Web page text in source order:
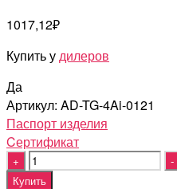
1017,12₽
Купить удилеров
Да
Артикул: AD-TG-4Ai-0121
Паспорт изделия
Cертификат
Quantity
Купить